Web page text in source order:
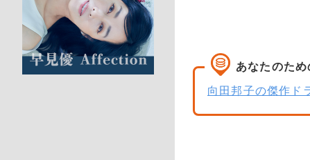
あなたのた
向田邦子の傑作ド